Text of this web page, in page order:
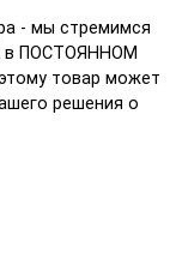
- мы стремимся
в ПОСТОЯННОМ
товар может
решения о